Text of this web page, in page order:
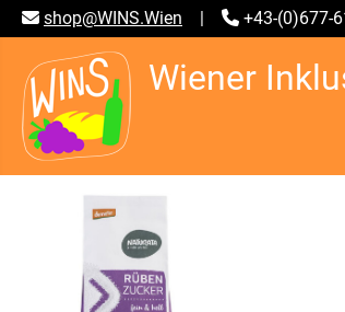
shop@WINS.Wien | +43-(0)677-
Wiener